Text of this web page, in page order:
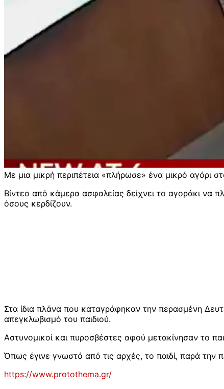
Με μια μικρή περιπέτεια «πλήρωσε» ένα μικρό αγόρι
Βίντεο από κάμερα ασφαλείας δείχνει το αγοράκι να
όσους κερδίζουν.
Στα ίδια πλάνα που καταγράφηκαν την περασμένη
απεγκλωβισμό του παιδιού.
Αστυνομικοί και πυροσβέστες αφού μετακίνησαν το
Όπως έγινε γνωστό από τις αρχές, το παιδί, παρά την
https://www.protothema.gr/